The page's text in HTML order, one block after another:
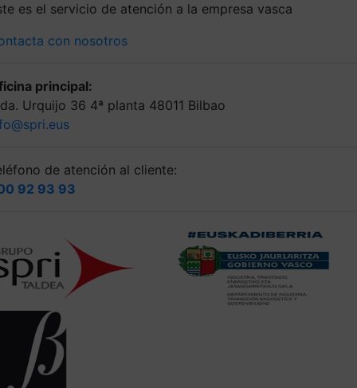
es el servicio de atención a la empresa vasca
con nosotros
principal:
Urquijo 36 4ª planta 48011 Bilbao
de atención al cliente:
92 93 93